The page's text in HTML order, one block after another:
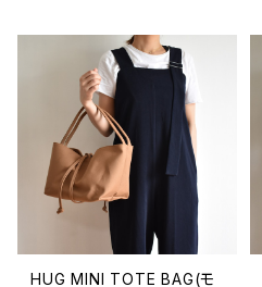
HUG MINI TOTE BAG(モ